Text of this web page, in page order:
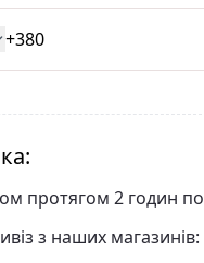
протягом 2 годин по
з наших магазинів: